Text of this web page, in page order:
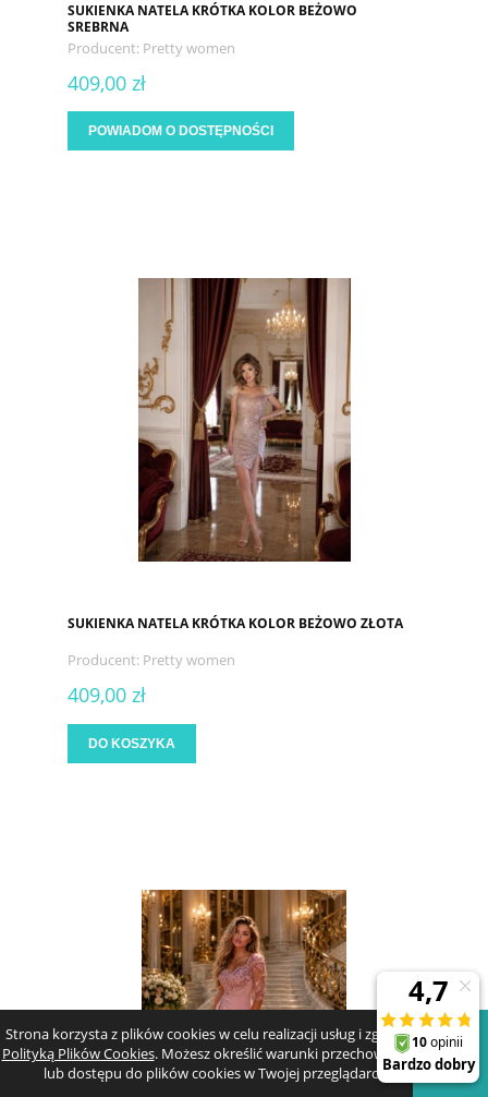
Strona korzysta z plików cookies w celu realizacji usług i zgodnie z
Polityką Plików Cookies. Możesz określić warunki przechowywania
lub dostępu do plików cookies w Twojej przeglądarce.
SUKIENKA NATELA KRÓTKA KOLOR BEŻOWO
SREBRNA
Producent: Pretty women
409,00 zł
POWIADOM O DOSTĘPNOŚCI
SUKIENKA NATELA KRÓTKA KOLOR BEŻOWO ZŁOTA
Producent: Pretty women
409,00 zł
DO KOSZYKA